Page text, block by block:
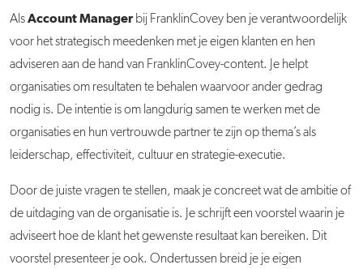
AlsAccount Managerbij FranklinCovey ben je verantwoordelijk
voor het strategisch meedenken met je eigen klanten en hen
adviseren aan de hand van FranklinCovey-content. Je helpt
organisaties om resultaten te behalen waarvoor ander gedrag
nodig is. De intentie is om langdurig samen te werken met de
organisaties en hun vertrouwde partner te zijn op thema’s als
leiderschap, effectiviteit, cultuur en strategie-executie.
Door de juiste vragen te stellen, maak je concreet wat de ambitie of
de uitdaging van de organisatie is. Je schrijft een voorstel waarin je
adviseert hoe de klant het gewenste resultaat kan bereiken. Dit
voorstel presenteer je ook. Ondertussen breid je je eigen